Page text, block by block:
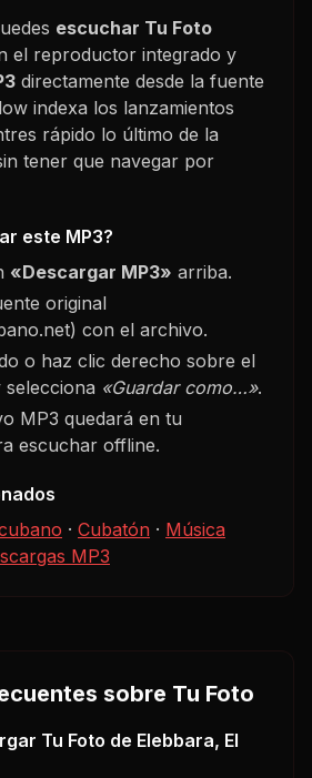
escuchar Tu Foto
el reproductor integrado y
directamente desde la fuente
indexa los lanzamientos
rápido lo último de la
tener que navegar por
este MP3?
«Descargar MP3» arriba.
original
con el archivo.
o haz clic derecho sobre el
«Guardar como…».
MP3 quedará en tu
escuchar offline.
· Cubatón · Música
MP3
sobre Tu Foto
Tu Foto de Elebbara, El